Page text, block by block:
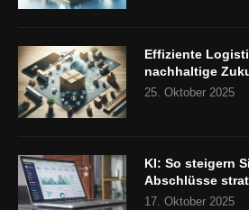
Effiziente
nachhaltige
25. Oktober 2025
KI: So steigern
Abschlüsse
17. Oktober 2025